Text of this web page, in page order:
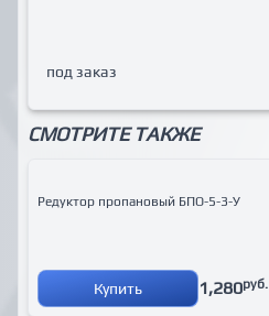
под заказ
СМОТРИТЕ ТАКЖЕ
Редуктор пропановый БПО-5-3-У
Купить 1,280руб.